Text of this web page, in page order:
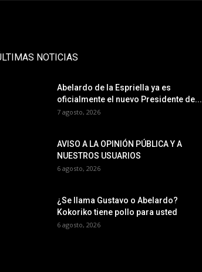
NOTICIAS
Abelardo de la Espriella ya es
oficialmente el nuevo Presidente de...
7 agosto, 2026
AVISO A LA OPINIÓN PÚBLICA Y A
NUESTROS USUARIOS
6 agosto, 2026
¿Se llama Gustavo o Abelardo?
Kokoriko tiene pollo para usted
6 agosto, 2026